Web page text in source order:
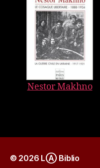
Nestor Makhno
© 2026 LⒶ Biblio